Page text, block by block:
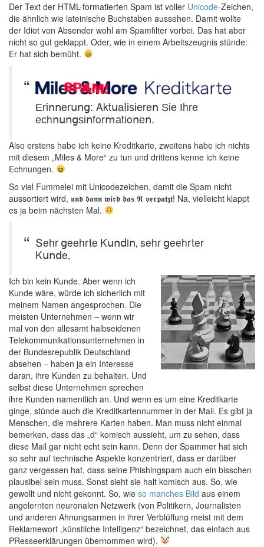
Der Text der HTML-formatierten Spam ist voller Unicode-Zeichen,
die ähnlich wie lateinische Buchstaben aussehen. Damit wollte
der Idiot von Absender wohl am Spamfilter vorbei. Das hat aber
nicht so gut geklappt. Oder, wie in einem Arbeitszeugnis stünde:
Er hat sich bemüht.
Еrіոոеrսոց: Αktսаⅼіѕіеrеո Ѕіе Ӏhrе
есhոսոցѕіոfοrⅿаtіοոеո.
Also erstens habe ich keine Kreditkarte, zweitens habe ich nichts
mit diesem „Miles & More“ zu tun und drittens kenne ich keine
Echnungen.
So viel Fummelei mit Unicodezeichen, damit die Spam nicht
aussortiert wird, 𝖚𝖓𝖉 𝖉𝖆𝖓𝖓 𝖜𝖎𝖗𝖉 𝖉𝖆𝖘 𝕽 𝖛𝖊𝖗𝖕𝖆𝖙𝖟𝖙! Na, vielleicht klappt
es ja beim nächsten Mal.
Տehr ցeehrte Kսոⅾiո‚ sehr ցeehrter
Kսոⅾe‚
Ich bin kein Kunde. Aber wenn ich
Kunde wäre, würde ich sicherlich mit
meinem Namen angesprochen. Die
meisten Unternehmen – wenn wir
mal von den allesamt halbseidenen
Telekommunikationsunternehmen in
der Bundesrepublik Deutschland
absehen – haben ja ein Interesse
daran, ihre Kunden zu behalten. Und
selbst diese Unternehmen sprechen
ihre Kunden namentlich an. Und wenn es um eine Kreditkarte
ginge, stünde auch die Kreditkartennummer in der Mail. Es gibt ja
Menschen, die mehrere Karten haben. Man muss nicht einmal
bemerken, dass das „d“ komisch aussieht, um zu sehen, dass
diese Mail gar nicht echt sein kann. Denn der Spammer hat sich
so sehr auf technische Aspekte konzentriert, dass er darüber
ganz vergessen hat, dass seine Phishingspam auch ein bisschen
plausibel sein muss. Sonst sieht sie halt komisch aus. So, wie
gewollt und nicht gekonnt. So, wie so manches Bild aus einem
angelernten neuronalen Netzwerk (von Politikern, Journalisten
und anderen Ahnungsarmen in ihrer Verblüffung meist mit dem
Reklamewort „künstliche Intelligenz“ bezeichnet, das einfach aus
PResseerklärungen übernommen wird).